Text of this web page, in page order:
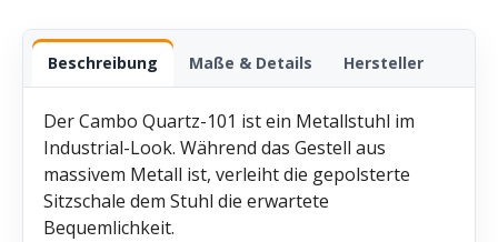
Beschreibung Maße & Details Hersteller
Der Cambo Quartz-101 ist ein Metallstuhl im
Industrial-Look. Während das Gestell aus
massivem Metall ist, verleiht die gepolsterte
Sitzschale dem Stuhl die erwartete
Bequemlichkeit.